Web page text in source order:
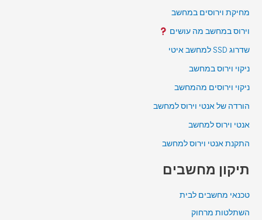
מחיקת וירוסים במחשב
וירוס במחשב מה עושים
שדרוג SSD למחשב איטי
ניקוי וירוס במחשב
ניקוי וירוסים מהמחשב
הורדה של אנטי וירוס למחשב
אנטי וירוס למחשב
התקנת אנטי וירוס למחשב
תיקון מחשבים
טכנאי מחשבים לבית
השתלטות מרחוק